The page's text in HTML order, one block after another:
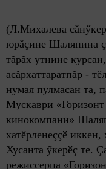
(Л.Михалева
юрăçине Шаляпина
тăрăх утнине
асăрхаттаратпăр -
нумая пулмасан та,
Мускаври
кинокомпани»
хатӗрленеççӗ
Хусанта ӳкерӗç те.
режиссерпа